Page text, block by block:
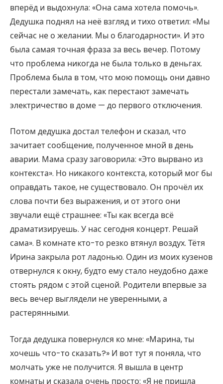
вперёд и выдохнула: «Она сама хотела помочь».
Дедушка поднял на неё взгляд и тихо ответил: «Мы
сейчас не о желании. Мы о благодарности». И это
была самая точная фраза за весь вечер. Потому
что проблема никогда не была только в деньгах.
Проблема была в том, что мою помощь они давно
перестали замечать, как перестают замечать
электричество в доме — до первого отключения.
Потом дедушка достал телефон и сказал, что
зачитает сообщение, полученное мной в день
аварии. Мама сразу заговорила: «Это вырвано из
контекста». Но никакого контекста, который мог бы
оправдать такое, не существовало. Он прочёл их
слова почти без выражения, и от этого они
звучали ещё страшнее: «Ты как всегда всё
драматизируешь. У нас сегодня концерт. Решай
сама». В комнате кто-то резко втянул воздух. Тётя
Ирина закрыла рот ладонью. Один из моих кузенов
отвернулся к окну, будто ему стало неудобно даже
стоять рядом с этой сценой. Родители впервые за
весь вечер выглядели не уверенными, а
растерянными.
Тогда дедушка повернулся ко мне: «Марина, ты
хочешь что-то сказать?» И вот тут я поняла, что
молчать уже не получится. Я вышла в центр
комнаты и сказала очень просто: «Я не пришла